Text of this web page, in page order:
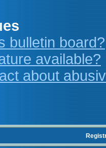
bulletin board?
available?
about